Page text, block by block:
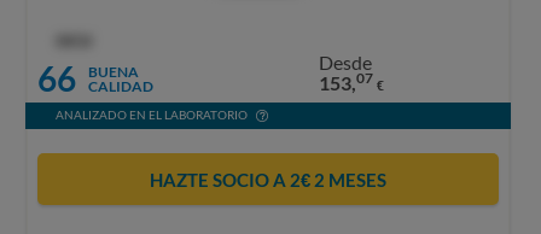
66
BUENA
CALIDAD
Desde
153,07 €
ANALIZADO EN EL LABORATORIO
HAZTE SOCIO A 2€ 2 MESES